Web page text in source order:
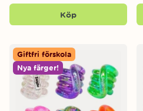
Köp
Giftfri förskola
Nya färger!